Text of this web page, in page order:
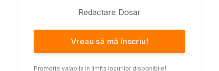
Redactare Dosar
Vreau să mă înscriu!
Promotie valabila in limita locurilor disponibile!